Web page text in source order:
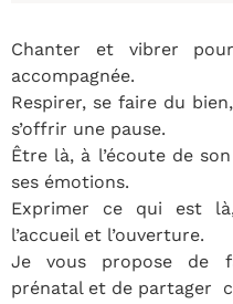
Chanter et vibrer
accompagnée.
Respirer, se faire du
s’offrir une pause.
Être là, à l’écoute de
ses émotions.
Exprimer ce qui est
l’accueil et l’ouverture.
Je vous propose de
prénatal et de partager